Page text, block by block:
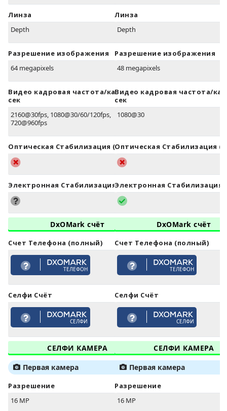
Линза
Depth
Разрешение изображения
64 megapixels
Видео кадровая частота/кадров в
сек
2160@30fps, 1080@30/60/120fps,
720@960fps
Оптическая Стабилизация (OIS)
Электронная Стабилизация (EIS)
DxOMark счёт
Счет Телефона (полный)
ТЕЛЕФОН
Селфи Счёт
СЕЛФИ
СЕЛФИ КАМЕРА
Первая камера
Разрешение
16 MP
Линза
Depth
Разрешение изображения
48 megapixels
Видео кадровая частота/
сек
1080@30
Оптическая Стабилизация
Электронная Стабилизация
DxOMark счёт
Счет Телефона (полный)
ТЕЛЕФОН
Селфи Счёт
СЕЛФИ
СЕЛФИ КАМЕРА
Первая камера
Разрешение
16 MP